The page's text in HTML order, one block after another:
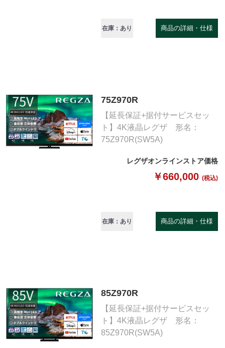
在庫：あり 商品の詳細・仕様
75Z970R
【延長保証+据付サービスセッ
ト】4K液晶レグザ 形名：
75Z970R(SW5A)
レグザオンラインストア価格
￥660,000 (税込)
在庫：あり 商品の詳細・仕様
85Z970R
【延長保証+据付サービスセッ
ト】4K液晶レグザ 形名：
85Z970R(SW5A)